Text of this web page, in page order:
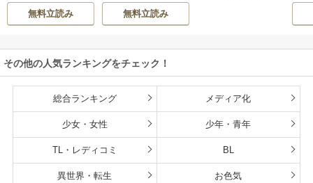
無料立読み
だきます
無料立読み
その他の人気ランキングをチェック！
総合ランキング メディア化
少女・女性 少年・青年
TL・レディコミ BL
異世界・転生 お色気